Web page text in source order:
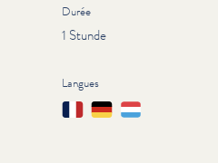
Durée
1 Stunde
Langues
FrançaisDeutschLëtzebuergesch